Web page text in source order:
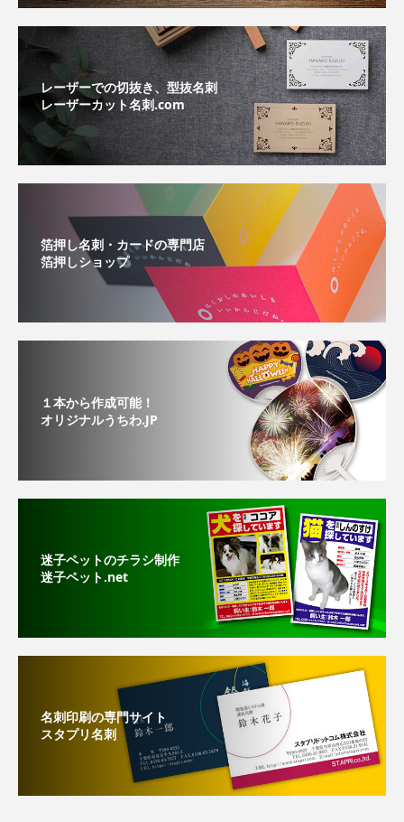
レーザーでの切抜き、型抜名刺
レーザーカット名刺.com
箔押し名刺・カードの専門店
箔押しショップ
１本から作成可能！
オリジナルうちわ.JP
迷子ペットのチラシ制作
迷子ペット.net
名刺印刷の専門サイト
スタプリ名刺